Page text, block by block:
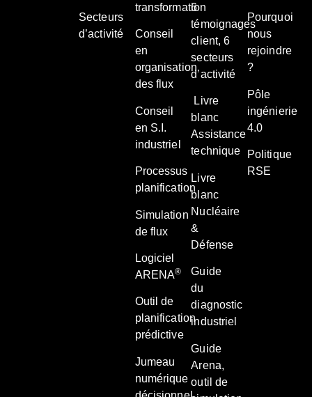
Secteurs
d’activité
transformation
Conseil
en
organisation
des flux
Conseil
en S.I.
industriel
Processus
planification
Simulation
de flux
Logiciel
ARENA®
Outil de
planification
prédictive
Jumeau
numérique
6
témoignages
client, 6
secteurs
d’activité
Livre
blanc
Assistance
technique
Livre
blanc
Nucléaire
&
Défense
Guide
du
diagnostic
industriel
Guide
Arena,
outil de
Pourquoi
nous
rejoindre
?
Pôle
ingénierie
4.0
Politique
RSE